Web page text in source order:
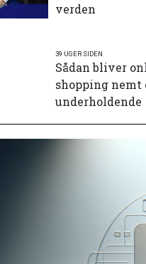
verden
39 UGER SIDEN
Sådan bliver
shopping nemt
underholdende